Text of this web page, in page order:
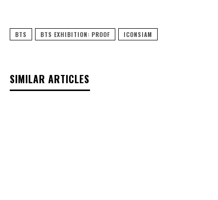
BTS BTS EXHIBITION: PROOF ICONSIAM
SIMILAR ARTICLES